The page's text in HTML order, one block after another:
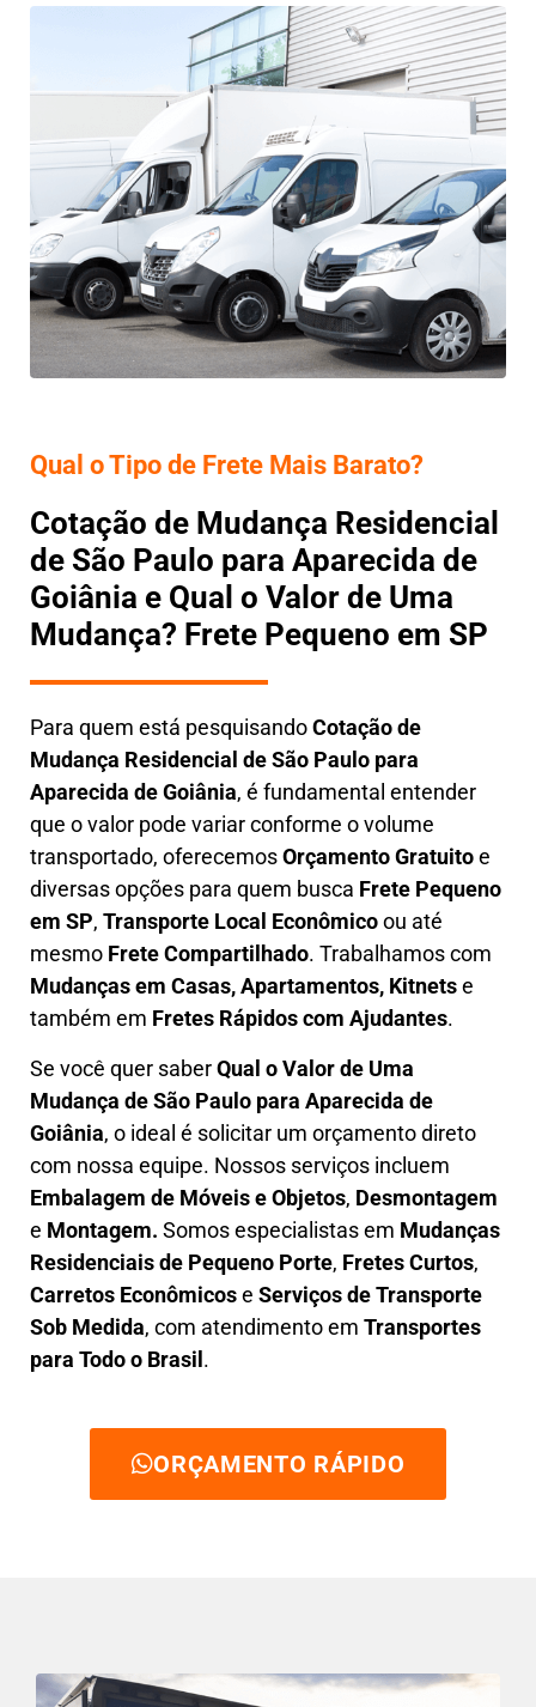
Qual o Tipo de Frete Mais Barato?
Cotação de Mudança Residencial
de São Paulo para Aparecida de
Goiânia e Qual o Valor de Uma
Mudança? Frete Pequeno em SP
Para quem está pesquisandoCotação de
Mudança Residencial de São Paulo para
Aparecida de Goiânia, é fundamental entender
que o valor pode variar conforme o volume
transportado, oferecemosOrçamento Gratuitoe
diversas opções para quem busca Frete Pequeno
em SP, Transporte Local Econômicoou até
mesmo Frete Compartilhado. Trabalhamos com
Mudanças em Casas, Apartamentos, Kitnetse
também em Fretes Rápidos com Ajudantes.
Se você quer saberQual o Valor de Uma
Mudança de São Paulo para Aparecida de
Goiânia, o ideal é solicitar um orçamento direto
com nossa equipe. Nossos serviços incluem
Embalagem de Móveis e Objetos, Desmontagem
e Montagem. Somos especialistas em Mudanças
Residenciais de Pequeno Porte, Fretes Curtos,
Carretos Econômicose Serviços de Transporte
Sob Medida, com atendimento em Transportes
para Todo o Brasil.
ORÇAMENTO RÁPIDO